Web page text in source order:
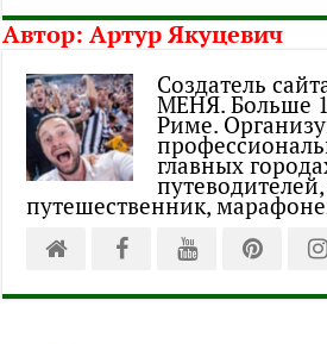
Автор:Артур Якуцевич
Создатель
МЕНЯ. Больше
Риме.
главных
путешественник,